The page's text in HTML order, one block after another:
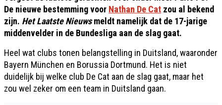
De nieuwe bestemming voor Nathan De Cat zou al bekend
zijn. Het Laatste Nieuwsmeldt namelijk dat de 17-jarige
middenvelder in de Bundesliga aan de slag gaat.
Heel wat clubs tonen belangstelling in Duitsland, waaronder
Bayern München en Borussia Dortmund. Het is niet
duidelijk bij welke club De Cat aan de slag gaat, maar het
zou wel zeker om een team in Duitsland gaan.